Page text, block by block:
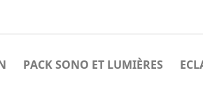
PACK SONO ET LUMIÈRES